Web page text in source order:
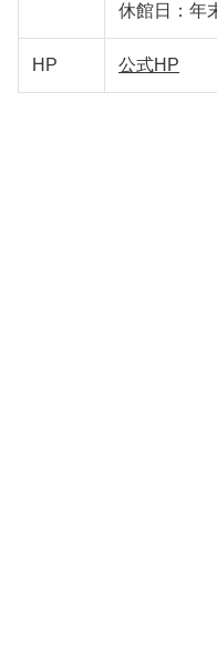
休館日：年
HP 公式HP